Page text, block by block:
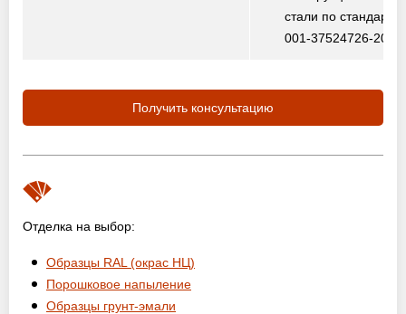
стали по
001-37524726-2012
Получить консультацию
Отделка на выбор:
Образцы RAL (окрас НЦ)
Порошковое напыление
Образцы грунт-эмали